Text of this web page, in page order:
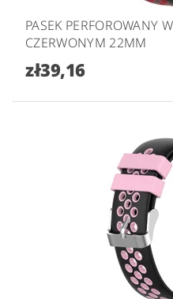
PASEK PERFOROWANY
CZERWONYM 22MM
zł39,16